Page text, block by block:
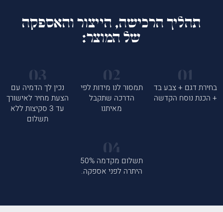
תהליך הרכישה, הייצור והאספקה
של המוצר:
בחירת דגם + צבע בד
+ הכנת נוסח הקדשה
תמסור לנו מידות לפי
הדרכה שתקבל
מאיתנו
נכין לך הדמיה עם
הצעת מחיר לאישורך
עד 3 סקיצות ללא
תשלום
תשלום מקדמה 50%
היתרה לפני אספקה.